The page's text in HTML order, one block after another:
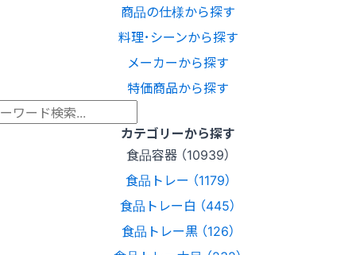
商品の仕様から探す
料理･シーンから探す
メーカーから探す
特価商品から探す
カテゴリーから探す
食品容器 （10939）
食品トレー （1179）
食品トレー白 （445）
食品トレー黒 （126）